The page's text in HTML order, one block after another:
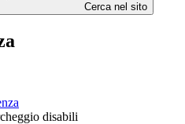
Cerca nel sito
disabili